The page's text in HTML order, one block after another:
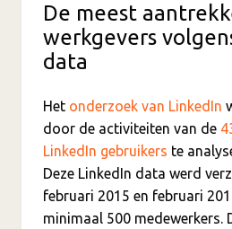
De meest
werkgevers
data
Het onderzoek van LinkedIn
door de activiteiten van de
LinkedIn gebruikers te
Deze LinkedIn data werd
februari 2015 en februari
minimaal 500 medewerkers.